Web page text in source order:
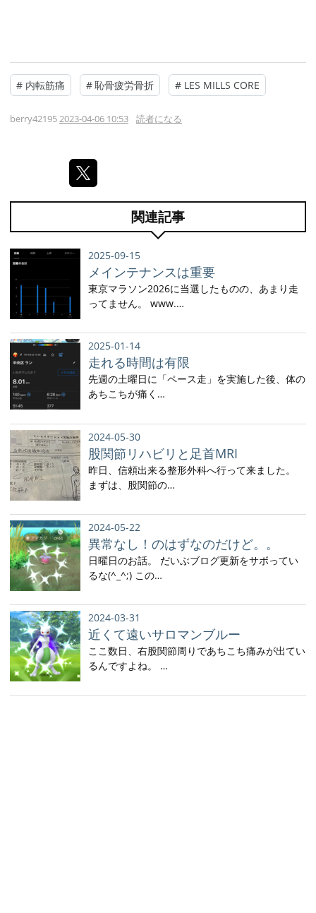
# 内転筋痛 #恥骨疲労骨折 # LES MILLS CORE
berry421952023-04-06 10:53 読者になる
関連記事
2025-09-15
メインテナンスは重要
東京マラソン2026に当選したものの、あまり走
ってません。 www.…
2025-01-14
走れる時間は有限
先週の土曜日に「ペース走」を実施した後、体の
あちこちが痛く…
2024-05-30
股関節リハビリと足首MRI
昨日、信頼出来る整形外科へ行って来ました。
まずは、股関節の…
2024-05-22
異常なし！のはずなのだけど。。
日曜日のお話。 だいぶブログ更新をサボってい
るな(^_^;) この…
2024-03-31
近くて遠いサロマンブルー
ここ数日、右股関節周りであちこち痛みが出てい
るんですよね。 …